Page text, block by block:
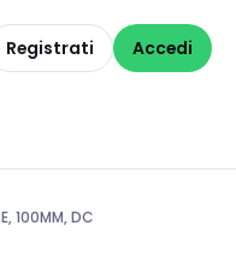
Registrati Accedi
100MM, DC